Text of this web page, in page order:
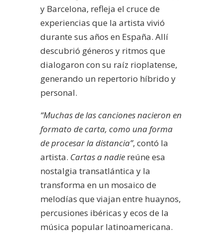
y Barcelona, refleja el cruce de
experiencias que la artista vivió
durante sus años en España. Allí
descubrió géneros y ritmos que
dialogaron con su raíz rioplatense,
generando un repertorio híbrido y
personal.
“Muchas de las canciones nacieron en
formato de carta, como una forma
de procesar la distancia”, contó la
artista. Cartas a nadiereúne esa
nostalgia transatlántica y la
transforma en un mosaico de
melodías que viajan entre huaynos,
percusiones ibéricas y ecos de la
música popular latinoamericana.